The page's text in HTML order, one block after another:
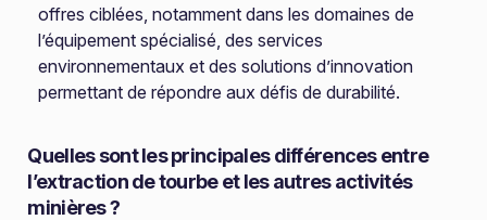
offres ciblées, notamment dans les domaines de
l’équipement spécialisé, des services
environnementaux et des solutions d’innovation
permettant de répondre aux défis de durabilité.
Quelles sont les principales différences entre
l’extraction de tourbe et les autres activités
minières ?